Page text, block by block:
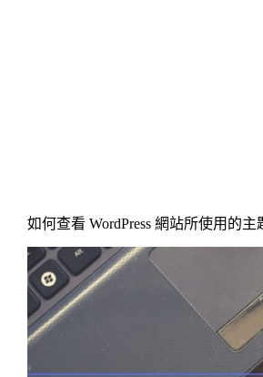
如何查看 WordPress 網站所使用的主